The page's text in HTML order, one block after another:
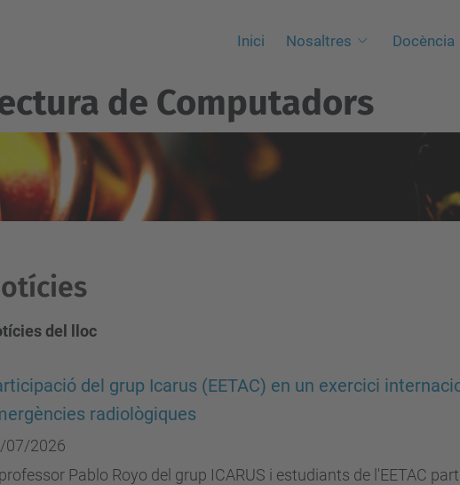
Inici Nosaltres Docència
de Computadors
del lloc
del grup Icarus (EETAC) en un exercici
radiològiques
07/2026
Pablo Royo del grup ICARUS i estudiants de l'EETAC